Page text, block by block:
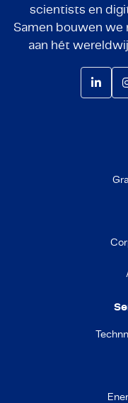
scientists en
Samen bouwen we
aan hét